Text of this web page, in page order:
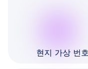
현지 가상 번